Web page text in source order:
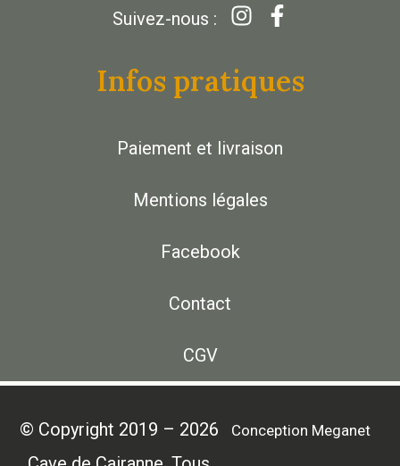
Suivez-nous :
Infos pratiques
Paiement et livraison
Mentions légales
Facebook
Contact
CGV
© Copyright 2019 – 2026
Conception Meganet